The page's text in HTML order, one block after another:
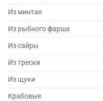
Из минтая
Из рыбного фарша
Из сайры
Из трески
Из щуки
Крабовые